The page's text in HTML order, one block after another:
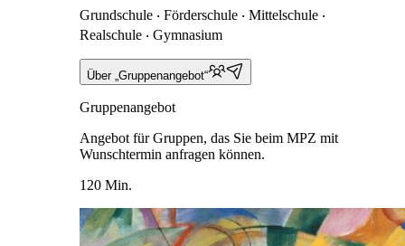
Grundschule ‧ Förderschule ‧ Mittelschule ‧
Realschule ‧ Gymnasium
Über „Gruppenangebot“
Gruppenangebot
Angebot für Gruppen, das Sie beim MPZ mit
Wunschtermin anfragen können.
120 Min.